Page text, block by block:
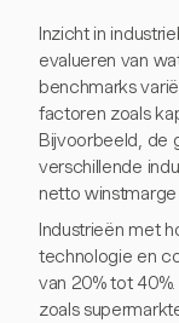
Inzicht in
evalueren van
benchmarks
factoren zoals
Bijvoorbeeld, de
verschillende
netto
Industrieën met
technologie en
van 20% tot
zoals